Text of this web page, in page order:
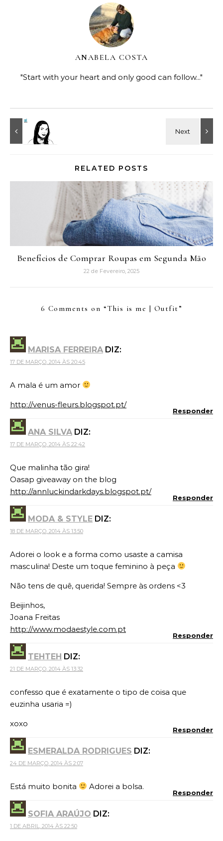
ANABELA COSTA
"Start with your heart and only good can follow..."
RELATED POSTS
Benefícios de Comprar Roupas em Segunda Mão
22 de Fevereiro, 2025
6 Comments on “This is me | Outfit ”
MARISA FERREIRA DIZ:
17 DE MARÇO, 2014 ÀS 20:45
A mala é um amor
http://venus-fleurs.blogspot.pt/
Responder
ANA SILVA DIZ:
17 DE MARÇO, 2014 ÀS 22:42
Que malinha tão gira!
Oasap giveaway on the blog
http://annluckindarkdays.blogspot.pt/
Responder
MODA & STYLE DIZ:
18 DE MARÇO, 2014 ÀS 13:50
Adorei o look e a forma como usaste a camisa
masculina! Deste um toque feminino à peça
Não tens de quê, querida! Sempre às ordens <3
Beijinhos,
Joana Freitas
http://www.modaestyle.com.pt
Responder
TEHTEH DIZ:
21 DE MARÇO, 2014 ÀS 13:32
confesso que é exatamente o tipo de coisa que
euzinha usaria =)
xoxo
Responder
ESMERALDA RODRIGUES DIZ:
24 DE MARÇO, 2014 ÀS 2:07
Está muito bonita Adorei a bolsa.
Responder
SOFIA ARAÚJO DIZ:
1 DE ABRIL, 2014 ÀS 22:50